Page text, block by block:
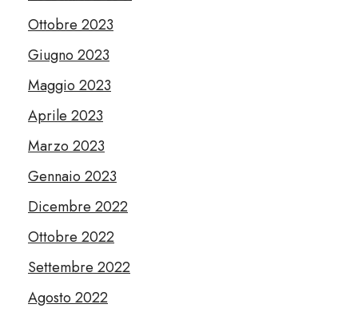
Ottobre 2023
Giugno 2023
Maggio 2023
Aprile 2023
Marzo 2023
Gennaio 2023
Dicembre 2022
Ottobre 2022
Settembre 2022
Agosto 2022